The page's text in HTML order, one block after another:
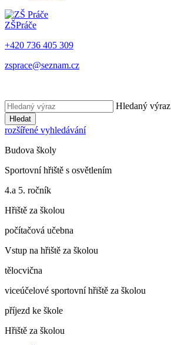
ZŠPráče
+420 736 405 309
zsprace@seznam.cz
Hledaný výraz
Hledat
rozšířené vyhledávání
Budova školy
Sportovní hřiště s osvětlením
4.a 5. ročník
Hřiště za školou
počítačová učebna
Vstup na hřiště za školou
tělocvična
viceúčelové sportovní hřiště za školou
příjezd ke škole
Hřiště za školou